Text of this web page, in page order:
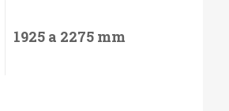
1925 a 2275 mm